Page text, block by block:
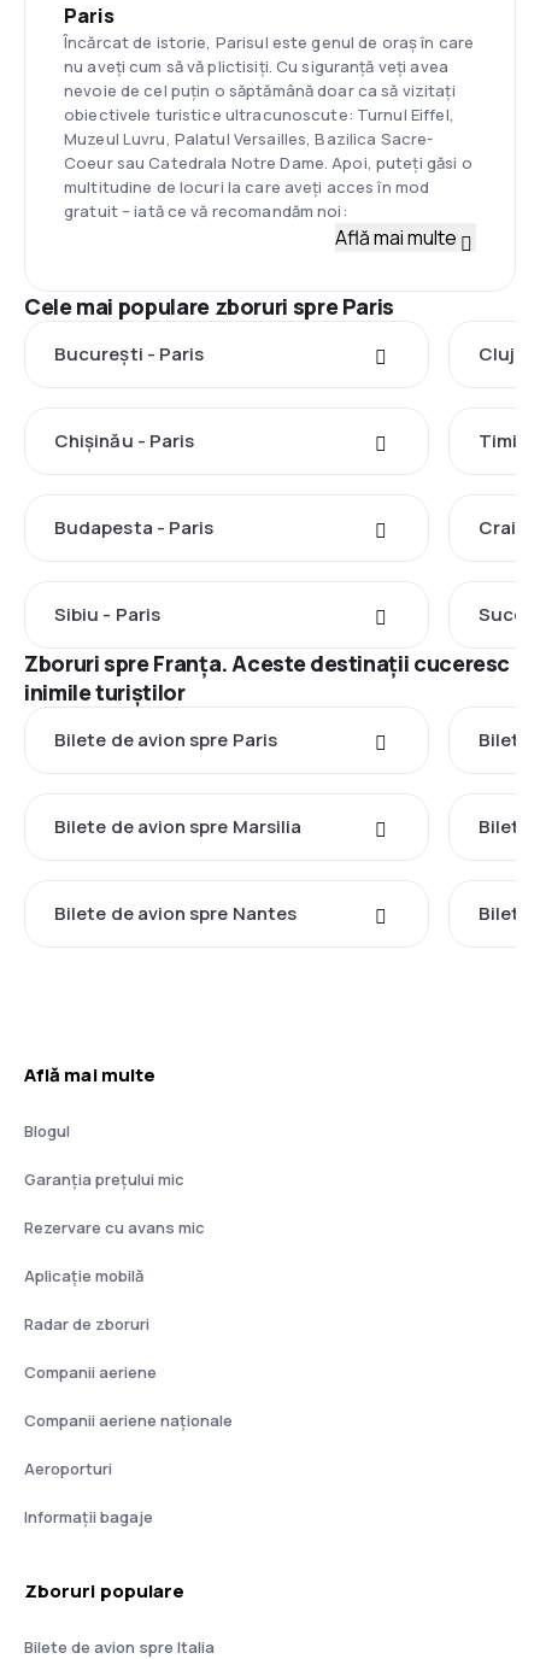
Paris
Încărcat de istorie, Parisul este genul de oraș în care
nu aveți cum să vă plictisiți. Cu siguranță veți avea
nevoie de cel puțin o săptămână doar ca să vizitați
obiectivele turistice ultracunoscute: Turnul Eiffel,
Muzeul Luvru, Palatul Versailles, Bazilica Sacre-
Coeur sau Catedrala Notre Dame. Apoi, puteți găsi o
multitudine de locuri la care aveți acces în mod
gratuit – iată ce vă recomandăm noi:
Află mai multe
Cele mai populare zboruri spre Paris
București - Paris Cluj-
Chișinău - Paris
Budapesta - Paris
Sibiu - Paris
Zboruri spre Franţa. Aceste destinații cuceresc
inimile turiștilor
Bilete de avion spre Paris Bilete
Bilete de avion spre Marsilia Bilete
Bilete de avion spre Nantes Bilete
Află mai multe
Blogul
Garanția prețului mic
Rezervare cu avans mic
Aplicație mobilă
Radar de zboruri
Companii aeriene
Companii aeriene naţionale
Aeroporturi
Informații bagaje
Zboruri populare
Bilete de avion spre Italia